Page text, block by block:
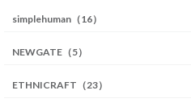
simplehuman（16）
NEWGATE（5）
ETHNICRAFT（23）